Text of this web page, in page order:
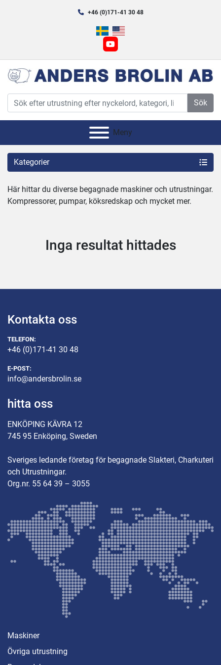
+46 (0)171-41 30 48
youtube
Sök
Meny
Kategorier
Här hittar du diverse begagnade maskiner och utrustningar.
Kompressorer, pumpar, köksredskap och mycket mer.
Inga resultat hittades
Kontakta oss
TELEFON:
+46 (0)171-41 30 48
E-POST:
info@andersbrolin.se
hitta oss
ENKÖPING KÄVRA 12
745 95 Enköping, Sweden
Sveriges ledande företag för begagnade Slakteri, Charkuteri
och Utrustningar.
Org.nr. 55 64 39 – 3055
Maskiner
Övriga utrustning